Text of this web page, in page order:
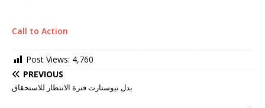
Call to Action
Post Views: 4,760
PREVIOUS
بدل نيوستارت فترة الانتظار للاستحقاق